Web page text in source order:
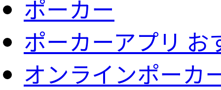
ポーカー
ポーカーアプリ お
オンラインポーカ